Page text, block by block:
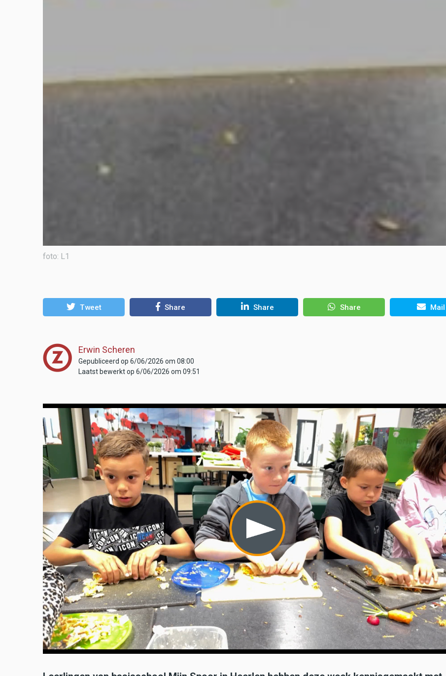
foto: L1
Tweet Share Share Share Mail
Erwin Scheren
Gepubliceerd op 6/06/2026 om 08:00
Laatst bewerkt op 6/06/2026 om 09:51